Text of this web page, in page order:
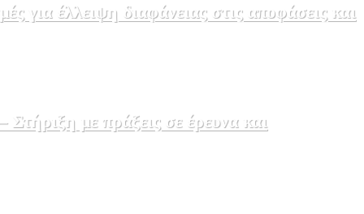
έλλειψη διαφάνειας στις αποφάσεις και
με πράξεις σε έρευνα και